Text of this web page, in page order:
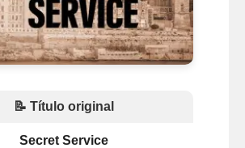
📝 Título original
Secret Service